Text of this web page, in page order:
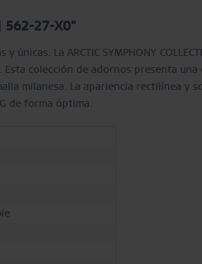
562-27-X0"
La ARCTIC SYMPHONY
colección de adornos presenta
milanesa. La apariencia rectilínea y
de forma óptima.